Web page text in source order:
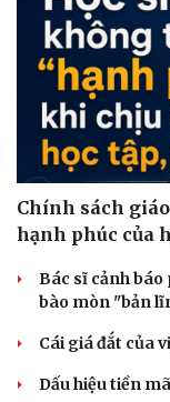
Chính sách
hạnh phúc của
Bác sĩ cảnh
bào mòn "bản
Cái giá đắt của
Dấu hiệu tiền